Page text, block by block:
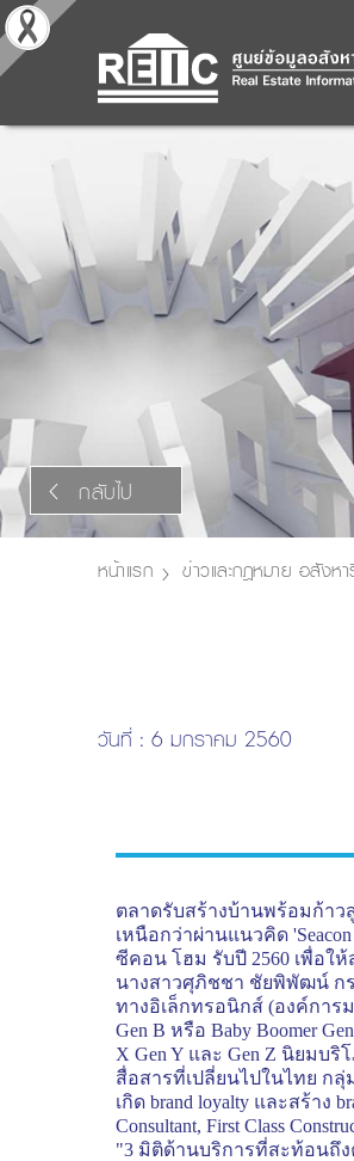
กลับไป
หน้าแรก ข่าวและกฎหมาย อสังห
วันที่ : 6 มกราคม 2560
ตลาดรับสร้างบ้านพร้อมก้า
เหนือกว่าผ่านแนวคิด
ซีคอน โฮม รับปี 2560 เพื่อใ
นางสาวศุภิชชา ชัยพิพัฒน์ ก
ทางอิเล็กทรอนิกส์ (องค์การ
Gen B หรือ Baby Boomer
X Gen Y และ Gen Z นิยมบริ
สื่อสารที่เปลี่ยนไปในไทย ก
เกิด brand loyalty และสร้าง
Consultant, First Class
"3 มิติด้านบริการที่สะท้อนถึ